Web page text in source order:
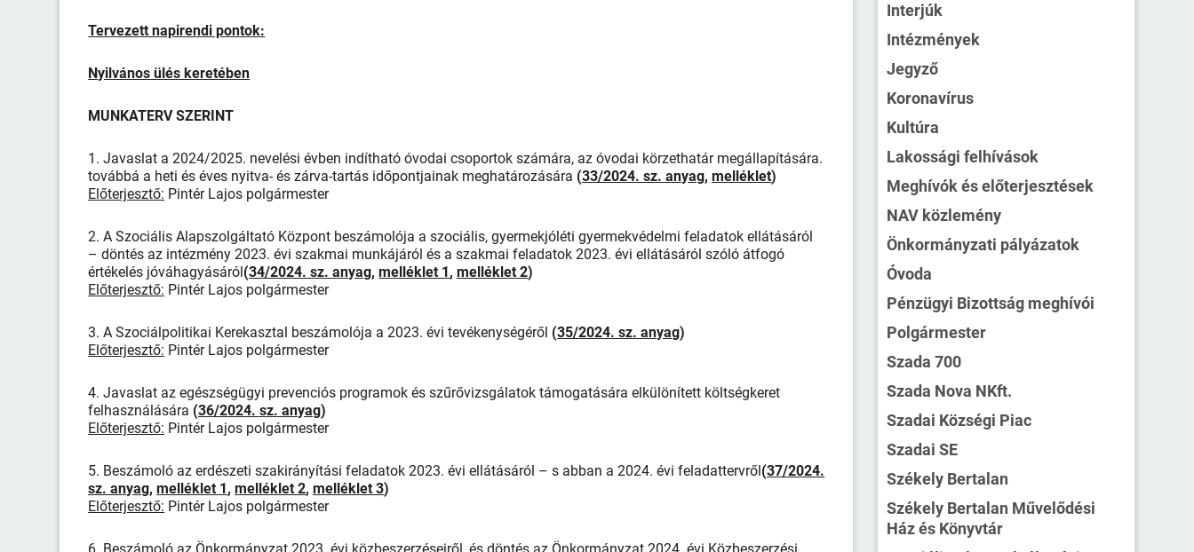
Tervezett napirendi pontok:
Nyilvános ülés keretében
MUNKATERV SZERINT
1. Javaslat a 2024/2025. nevelési évben indítható óvodai csoportok számára, az óvodai körzethatár megállapítására.
továbbá a heti és éves nyitva- és zárva-tartás időpontjainak meghatározására (33/2024. sz. anyag,melléklet)
Előterjesztő: Pintér Lajos polgármester
2. A Szociális Alapszolgáltató Központ beszámolója a szociális, gyermekjóléti gyermekvédelmi feladatok ellátásáról
– döntés az intézmény 2023. évi szakmai munkájáról és a szakmai feladatok 2023. évi ellátásáról szóló átfogó
értékelés jóváhagyásáról (34/2024. sz. anyag,melléklet 1 ,melléklet 2)
Előterjesztő: Pintér Lajos polgármester
3. A Szociálpolitikai Kerekasztal beszámolója a 2023. évi tevékenységéről (35/2024. sz. anyag)
Előterjesztő: Pintér Lajos polgármester
4. Javaslat az egészségügyi prevenciós programok és szűrővizsgálatok támogatására elkülönített költségkeret
felhasználására (36/2024. sz. anyag)
Előterjesztő: Pintér Lajos polgármester
5. Beszámoló az erdészeti szakirányítási feladatok 2023. évi ellátásáról – s abban a 2024. évi feladattervről (37/2024.
sz. anyag,melléklet 1 ,melléklet 2,melléklet 3)
Előterjesztő: Pintér Lajos polgármester
Interjúk
Intézmények
Jegyző
Koronavírus
Kultúra
Lakossági felhívások
Meghívók és előterjesztések
NAV közlemény
Önkormányzati pályázatok
Óvoda
Pénzügyi Bizottság meghívói
Polgármester
Szada 700
Szada Nova NKft.
Szadai Községi Piac
Szadai SE
Székely Bertalan
Székely Bertalan Művelődési
Ház és Könyvtár